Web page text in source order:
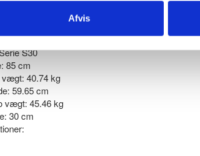
Afvis
Model 975
S30
85 cm
vægt: 40.74 kg
59.65 cm
vægt: 45.46 kg
30 cm